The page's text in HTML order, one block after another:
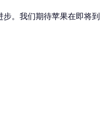
。我们期待苹果在即将到